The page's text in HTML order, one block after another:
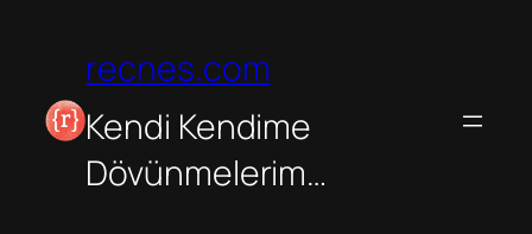
recnes.com
Kendi Kendime
Dövünmelerim…